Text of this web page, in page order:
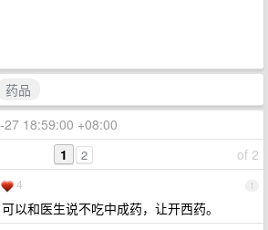
药品
18:59:00 +08:00
of 2
1 2
1
4
以和医生说不吃中成药，让开西药。